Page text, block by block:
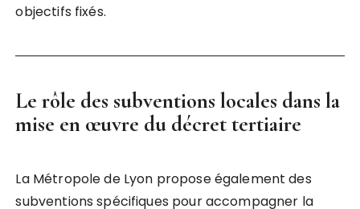
objectifs fixés.
Le rôle des subventions locales dans la
mise en œuvre du décret tertiaire
La Métropole de Lyon propose également des
subventions spécifiques pour accompagner la